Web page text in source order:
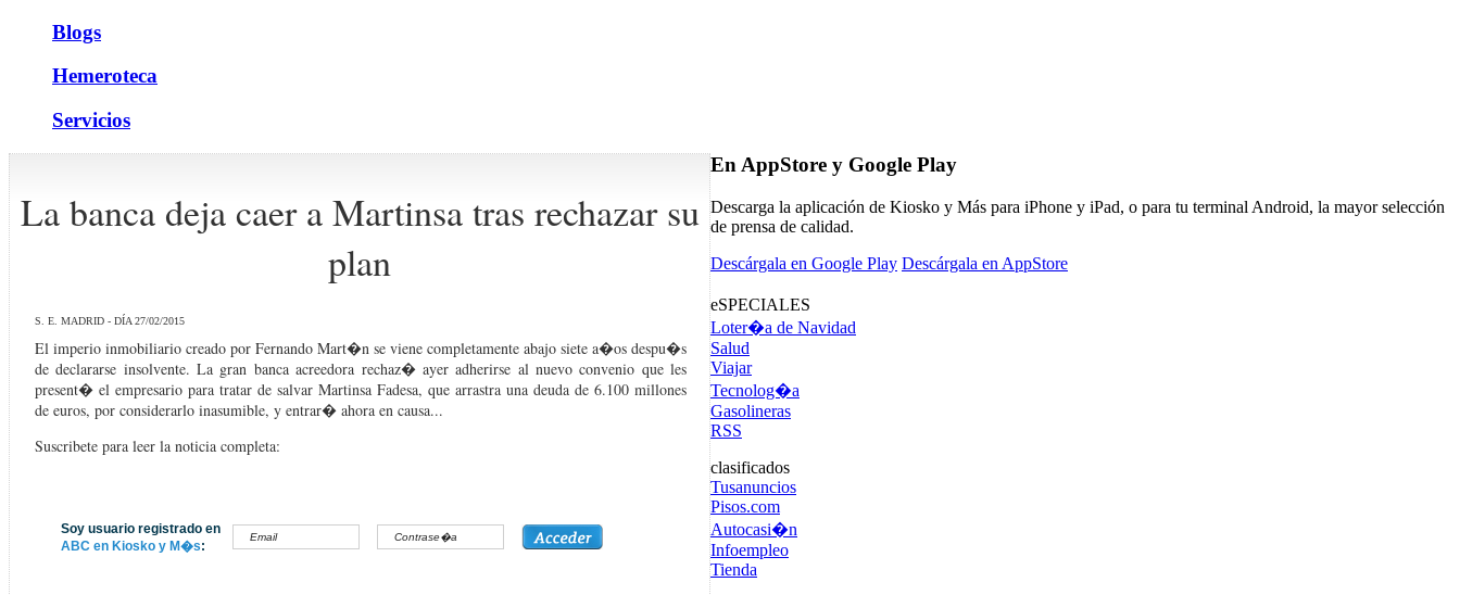
Blogs
Hemeroteca
Servicios
La banca deja caer a Martinsa tras rechazar su
plan
S. E. MADRID - DÍA 27/02/2015
El imperio inmobiliario creado por Fernando Mart�n se viene completamente abajo siete a�os despu�s
de declararse insolvente. La gran banca acreedora rechaz� ayer adherirse al nuevo convenio que les
present� el empresario para tratar de salvar Martinsa Fadesa, que arrastra una deuda de 6.100 millones
de euros, por considerarlo inasumible, y entrar� ahora en causa...
Suscribete para leer la noticia completa:
Soy usuario registrado en
ABC en Kiosko y M�s:
En AppStore y Google Play
Descarga la aplicación de Kiosko y Más para iPhone y iPad, o para tu terminal Android, la mayor selección
de prensa de calidad.
Descárgala en Google Play Descárgala en AppStore
eSPECIALES
Loter�a de Navidad
Salud
Viajar
Tecnolog�a
Gasolineras
RSS
clasificados
Tusanuncios
Pisos.com
Autocasi�n
Infoempleo
Tienda